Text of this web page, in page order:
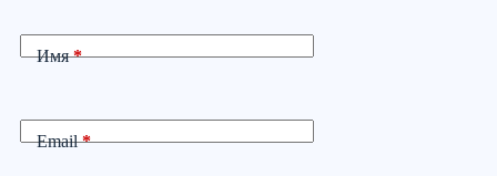
Имя*
Email*